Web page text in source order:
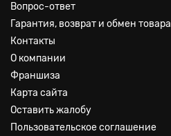
Вопрос-ответ
Гарантия, возврат и обмен товара
Контакты
О компании
Франшиза
Карта сайта
Оставить жалобу
Пользовательское соглашение